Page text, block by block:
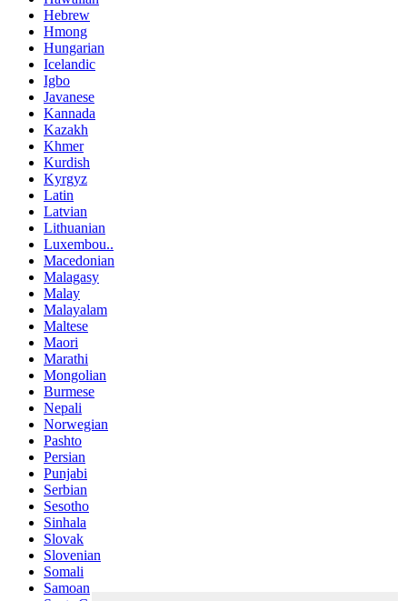
Hebrew
Hmong
Hungarian
Icelandic
Igbo
Javanese
Kannada
Kazakh
Khmer
Kurdish
Kyrgyz
Latin
Latvian
Lithuanian
Luxembou..
Macedonian
Malagasy
Malay
Malayalam
Maltese
Maori
Marathi
Mongolian
Burmese
Nepali
Norwegian
Pashto
Persian
Punjabi
Serbian
Sesotho
Sinhala
Slovak
Slovenian
Somali
Samoan